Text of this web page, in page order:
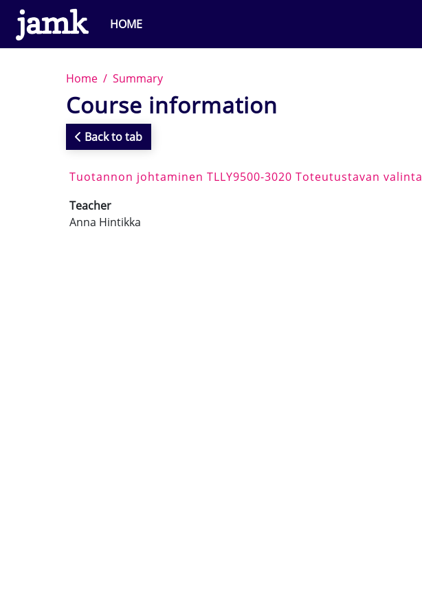
Skip to main content
HOME
Home Summary
Course information
Back to tab
Tuotannon johtaminen TLLY9500-3020 Toteutustavan valinta
Teacher
Anna Hintikka